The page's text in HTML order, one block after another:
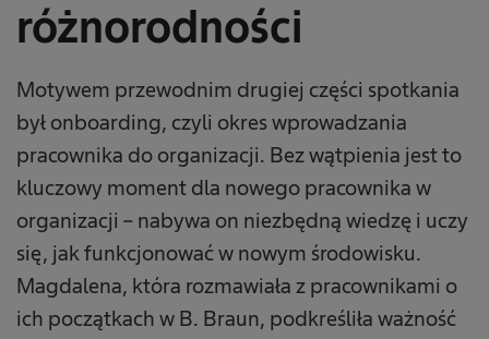
różnorodności
Motywem przewodnim drugiej części spotkania
był onboarding, czyli okres wprowadzania
pracownika do organizacji. Bez wątpienia jest to
kluczowy moment dla nowego pracownika w
organizacji – nabywa on niezbędną wiedzę i uczy
się, jak funkcjonować w nowym środowisku.
Magdalena, która rozmawiała z pracownikami o
ich początkach w B. Braun, podkreśliła ważność